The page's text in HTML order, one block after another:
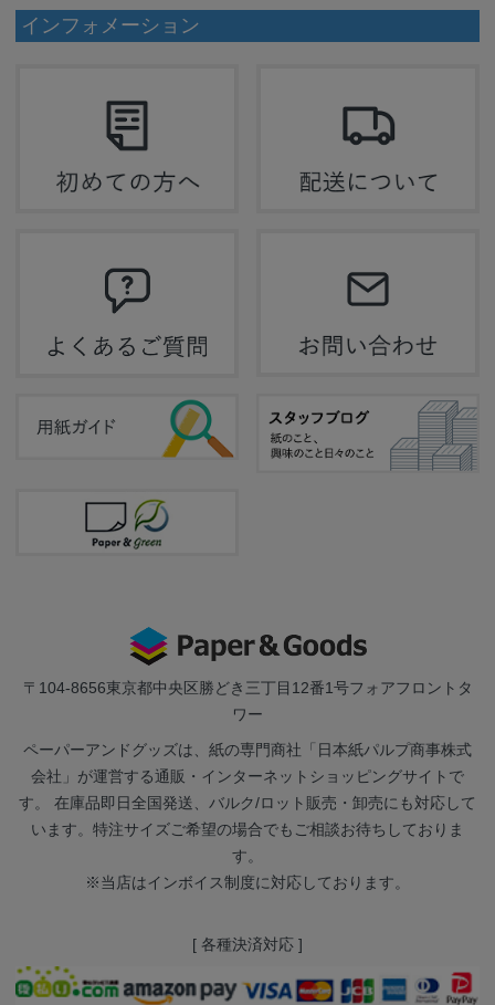
インフォメーション
〒104-8656東京都中央区勝どき三丁目12番1号フォアフロントタ
ワー
ペーパーアンドグッズは、紙の専門商社「日本紙パルプ商事株式
会社」が運営する通販・インターネットショッピングサイトで
す。 在庫品即日全国発送、バルク/ロット販売・卸売にも対応して
います。特注サイズご希望の場合でもご相談お待ちしておりま
す。
※当店はインボイス制度に対応しております。
[ 各種決済対応 ]